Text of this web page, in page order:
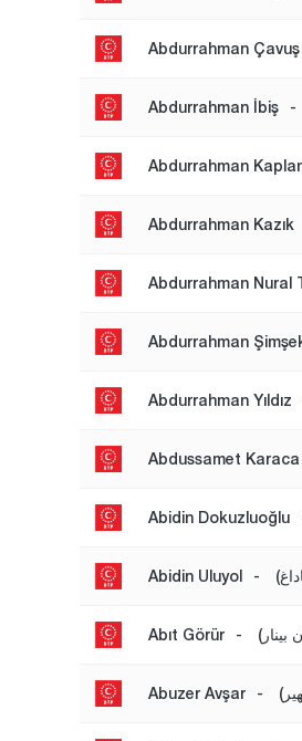
Abdurrahman Çavuş
Abdurrahman İbiş -
Abdurrahman
Abdurrahman Kazık
Abdurrahman Nural
Abdurrahman
Abdurrahman Yıldız
Abdussamet Karaca
Abidin Dokuzluoğlu
Abidin Uluyol -
Abıt Görür -
Abuzer Avşar -